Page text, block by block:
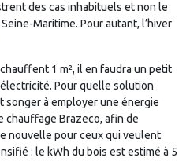
des cas inhabituels et non le
Maritime. Pour autant, l’hiver
1 m², il en faudra un petit
Pour quelle solution
songer à employer une énergie
chauffage Brazeco, afin de
nouvelle pour ceux qui veulent
: le kWh du bois est estimé à 5